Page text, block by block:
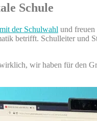
Schule
der Schulwahl und freuen
betrifft. Schulleiter und
wir haben für den